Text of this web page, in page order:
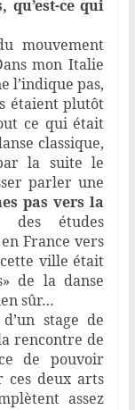
qu’est-ce qui
mouvement
mon Italie
l’indique pas,
étaient plutôt
ce qui était
classique,
la suite le
parler une
pas vers la
des études
France vers
ville était
de la danse
sûr…
stage de
rencontre de
de pouvoir
ces deux arts
assez